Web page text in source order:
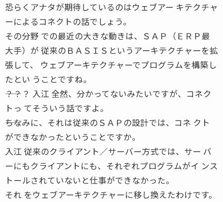
恐らくアナタが期待しているのはウェブアー キテクチャ
ーによるコネクトの話でしょう。
その分野 での最近の大きな動きは、ＳＡＰ（ＥＲＰ最
大手）が 従来のＢＡＳＩＳというアーキテクチャーを拡
張して、 ウェブアーキテクチャーでプログラムを構築し
たとい うことですね。
――？？？ 入江 全然、分かってないみたいですが、コネク
トっ てそういう話ですよ。
――ちなみに、それは従来のＳＡＰの設計では、コネ クト
ができなかったということですか。
入江 従来のクライアント／サーバー方式では、サー バ
ーにもクライアントにも、それぞれプログラムがイ ンス
トールされていないと仕事ができなかった。
それ をウェブアーキテクチャーに移し換えたわけです。